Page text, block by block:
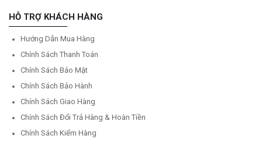
HỖ TRỢ KHÁCH HÀNG
Hướng Dẫn Mua Hàng
Chính Sách Thanh Toán
Chính Sách Bảo Mật
Chính Sách Bảo Hành
Chính Sách Giao Hàng
Chính Sách Đổi Trả Hàng & Hoàn Tiền
Chính Sách Kiểm Hàng